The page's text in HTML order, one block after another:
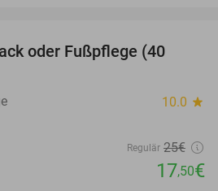
oder Fußpflege (40
10.0 star
Regulär 25€
17,50€